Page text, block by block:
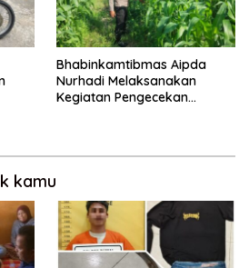
Bhabinkamtibmas Aipda
Nurhadi Melaksanakan
Kegiatan Pengecekan
kamu